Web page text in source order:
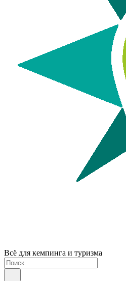
Всё для кемпинга и туризма